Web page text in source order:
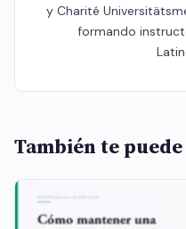
y Charité
formando
También te